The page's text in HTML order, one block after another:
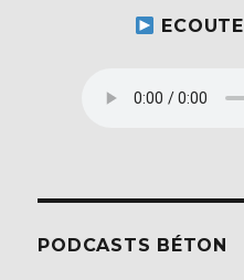
PODCASTS BÉTON